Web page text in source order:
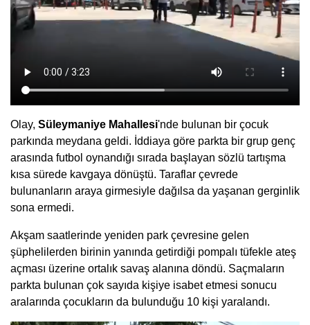
Olay, Süleymaniye Mahallesi'nde bulunan bir çocuk
parkında meydana geldi. İddiaya göre parkta bir grup genç
arasında futbol oynandığı sırada başlayan sözlü tartışma
kısa sürede kavgaya dönüştü. Taraflar çevrede
bulunanların araya girmesiyle dağılsa da yaşanan gerginlik
sona ermedi.
Akşam saatlerinde yeniden park çevresine gelen
şüphelilerden birinin yanında getirdiği pompalı tüfekle ateş
açması üzerine ortalık savaş alanına döndü. Saçmaların
parkta bulunan çok sayıda kişiye isabet etmesi sonucu
aralarında çocukların da bulunduğu 10 kişi yaralandı.